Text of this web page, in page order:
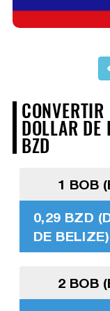
DOLLAR
BZD
1 BOB
0,29 BZD
DE BELIZE)
2 BOB